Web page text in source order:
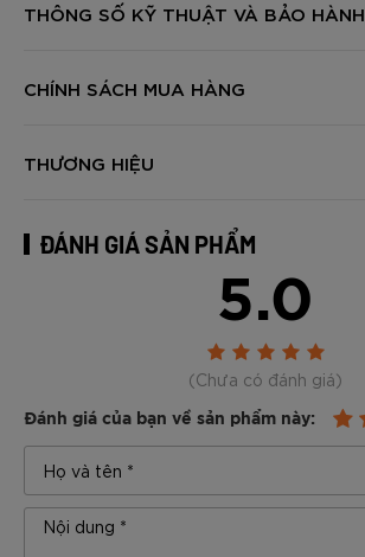
THÔNG SỐ KỸ THUẬT VÀ BẢO HÀNH
CHÍNH SÁCH MUA HÀNG
THƯƠNG HIỆU
ĐÁNH GIÁ SẢN PHẨM
5.0
(Chưa có đánh giá)
Đánh giá của bạn về sản phẩm này: